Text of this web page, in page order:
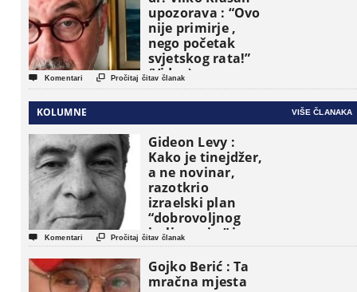
upozorava : “Ovo
nije primirje ,
nego početak
svjetskog rata!”
(Video)
 Komentari  Pročitaj čitav članak
KOLUMNE VIŠE ČLANAKA
Gideon Levy :
Kako je tinejdžer,
a ne novinar,
razotkrio
izraelski plan
“dobrovoljnog
iseljavanja ” iz
Gaze
 Komentari  Pročitaj čitav članak
Gojko Berić : Ta
mračna mjesta